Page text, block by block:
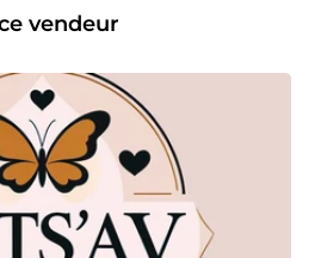
vendeur